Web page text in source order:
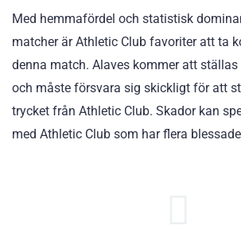
Med hemmafördel och statistisk
matcher är Athletic Club favoriter att ta
denna match. Alaves kommer att
och måste försvara sig skickligt för att
trycket från Athletic Club. Skador kan
med Athletic Club som har flera